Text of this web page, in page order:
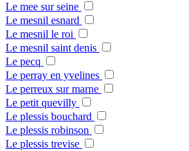
Le mee sur seine
Le mesnil esnard
Le mesnil le roi
Le mesnil saint denis
Le pecq
Le perray en yvelines
Le perreux sur marne
Le petit quevilly
Le plessis bouchard
Le plessis robinson
Le plessis trevise